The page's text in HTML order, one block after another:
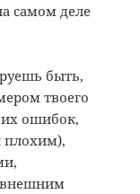
самом деле
быть,
твоего
ошибок,
внешним